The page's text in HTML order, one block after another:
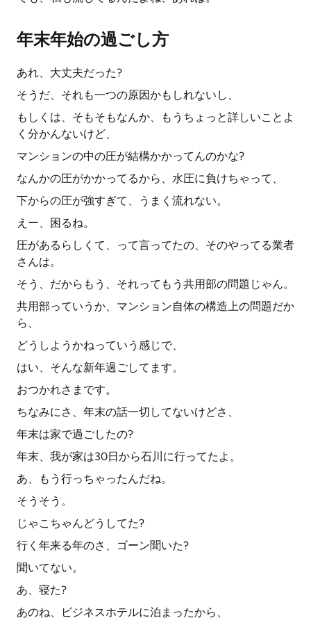
年末年始の過ごし方
あれ、大丈夫だった?
そうだ、それも一つの原因かもしれないし、
もしくは、そもそもなんか、もうちょっと詳しいことよ
く分かんないけど、
マンションの中の圧が結構かかってんのかな?
なんかの圧がかかってるから、水圧に負けちゃって、
下からの圧が強すぎて、うまく流れない。
えー、困るね。
圧があるらしくて、って言ってたの、そのやってる業者
さんは。
そう、だからもう、それってもう共用部の問題じゃん。
共用部っていうか、マンション自体の構造上の問題だか
ら、
どうしようかねっていう感じで、
はい、そんな新年過ごしてます。
おつかれさまです。
ちなみにさ、年末の話一切してないけどさ、
年末は家で過ごしたの?
年末、我が家は30日から石川に行ってたよ。
あ、もう行っちゃったんだね。
そうそう。
じゃこちゃんどうしてた?
行く年来る年のさ、ゴーン聞いた?
聞いてない。
あ、寝た?
あのね、ビジネスホテルに泊まったから、